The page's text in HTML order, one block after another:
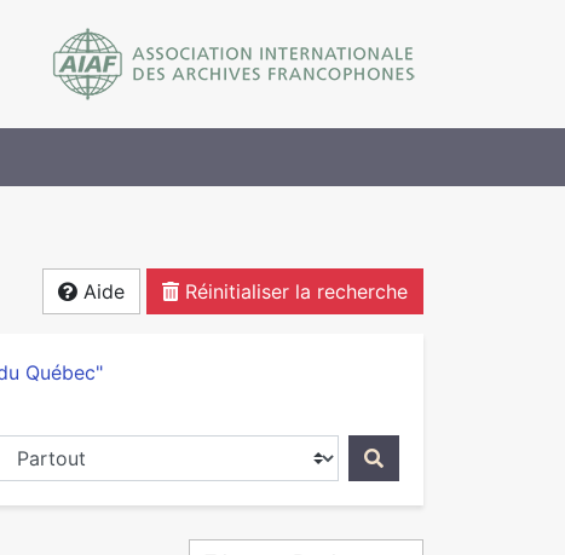
Aide Réinitialiser la recherche
Québec"
Chercher dans...